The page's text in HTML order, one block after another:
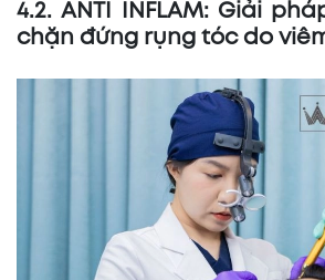
4.2. ANTI INFLAM: Giải
chặn đứng rụng tóc do